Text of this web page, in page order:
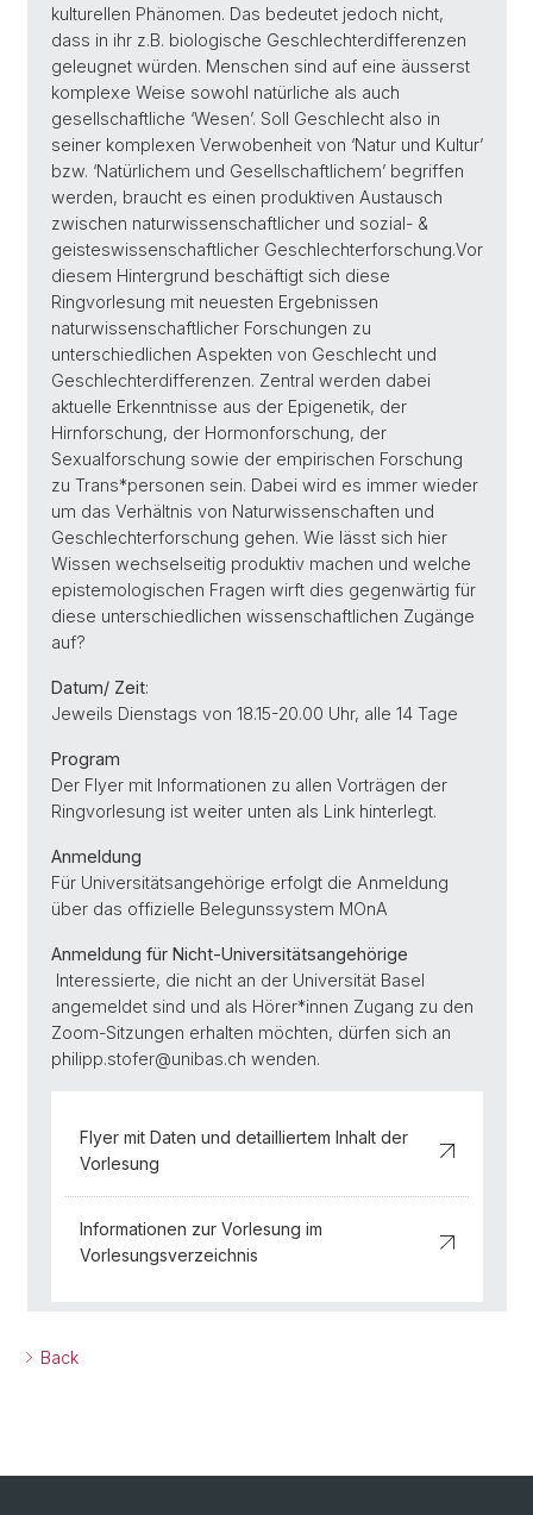
kulturellen Phänomen. Das bedeutet jedoch nicht,
dass in ihr z.B. biologische Geschlechterdifferenzen
geleugnet würden. Menschen sind auf eine äusserst
komplexe Weise sowohl natürliche als auch
gesellschaftliche ‘Wesen’. Soll Geschlecht also in
seiner komplexen Verwobenheit von ‘Natur und Kultur’
bzw. ‘Natürlichem und Gesellschaftlichem’ begriffen
werden, braucht es einen produktiven Austausch
zwischen naturwissenschaftlicher und sozial- &
geisteswissenschaftlicher Geschlechterforschung.Vor
diesem Hintergrund beschäftigt sich diese
Ringvorlesung mit neuesten Ergebnissen
naturwissenschaftlicher Forschungen zu
unterschiedlichen Aspekten von Geschlecht und
Geschlechterdifferenzen. Zentral werden dabei
aktuelle Erkenntnisse aus der Epigenetik, der
Hirnforschung, der Hormonforschung, der
Sexualforschung sowie der empirischen Forschung
zu Trans*personen sein. Dabei wird es immer wieder
um das Verhältnis von Naturwissenschaften und
Geschlechterforschung gehen. Wie lässt sich hier
Wissen wechselseitig produktiv machen und welche
epistemologischen Fragen wirft dies gegenwärtig für
diese unterschiedlichen wissenschaftlichen Zugänge
auf?
Datum/ Zeit:
Jeweils Dienstags von 18.15-20.00 Uhr, alle 14 Tage
Program
Der Flyer mit Informationen zu allen Vorträgen der
Ringvorlesung ist weiter unten als Link hinterlegt.
Anmeldung
Für Universitätsangehörige erfolgt die Anmeldung
über das offizielle Belegunssystem MOnA
Anmeldung für Nicht-Universitätsangehörige
Interessierte, die nicht an der Universität Basel
angemeldet sind und als Hörer*innen Zugang zu den
Zoom-Sitzungen erhalten möchten, dürfen sich an
philipp.stofer@unibas.ch wenden.
Flyer mit Daten und detailliertem Inhalt der
Vorlesung
Informationen zur Vorlesung im
Vorlesungsverzeichnis
Back